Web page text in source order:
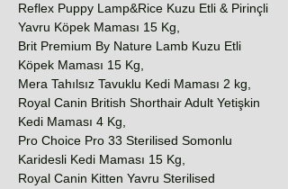
Reflex Puppy Lamp&Rice Kuzu Etli & Pirinçli
Yavru Köpek Maması 15 Kg,
Brit Premium By Nature Lamb Kuzu Etli
Köpek Maması 15 Kg,
Mera Tahılsız Tavuklu Kedi Maması 2 kg,
Royal Canin British Shorthair Adult Yetişkin
Kedi Maması 4 Kg,
Pro Choice Pro 33 Sterilised Somonlu
Karidesli Kedi Maması 15 Kg,
Royal Canin Kitten Yavru Sterilised